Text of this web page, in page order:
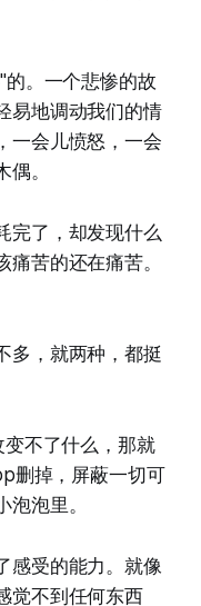
。一个悲惨的故
易地调动我们的情
一会儿愤怒，一会
。
完了，却发现什么
苦的还在痛苦。
多，就两种，都挺
不了什么，那就
删掉，屏蔽一切可
泡里。
感受的能力。就像
觉不到任何东西